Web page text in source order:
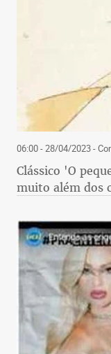
06:00 - 28/04/2023-
Clássico 'O
muito além dos